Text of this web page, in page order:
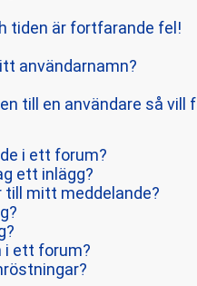
tiden är fortfarande fel!
användarnamn?
till en användare så vill
i ett forum?
ett inlägg?
till mitt meddelande?
i ett forum?